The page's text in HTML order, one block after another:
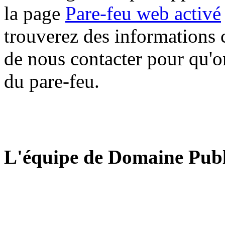
la page Pare-feu web activé
trouverez des informations
de nous contacter pour
du pare-feu.
L'équipe de Domaine